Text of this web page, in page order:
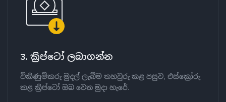
3. ක්‍රිප්ටෝ ලබාගන්න
විකිණුම්කරු මුදල් ලැබීම තහවුරු කළ පසුව, එස්ක්‍රෝරු
කළ ක්‍රිප්ටෝ ඔබ වෙත මුදා හැරේ.